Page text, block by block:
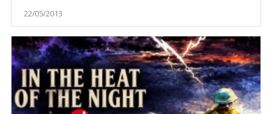
22/05/2013